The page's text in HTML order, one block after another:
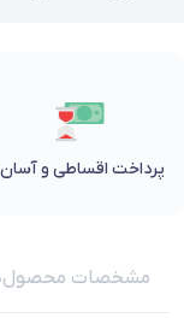
پرداخت اقساطی و آسان
مشخصات محصول